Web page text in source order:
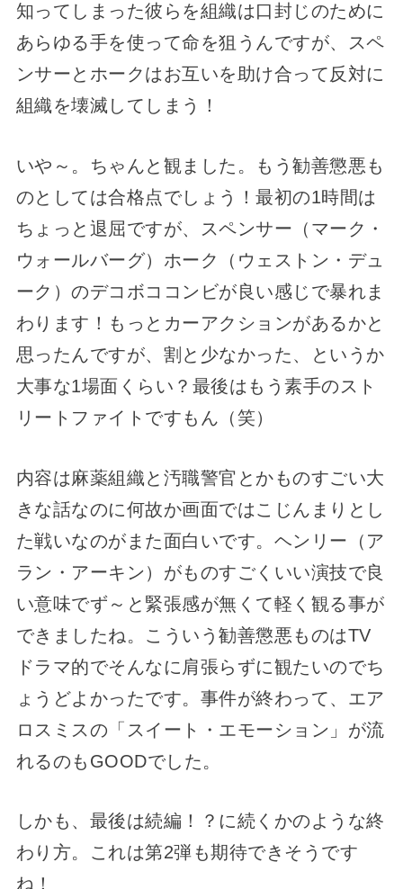
知ってしまった彼らを組織は口封じのために
あらゆる手を使って命を狙うんですが、スペ
ンサーとホークはお互いを助け合って反対に
組織を壊滅してしまう！
いや～。ちゃんと観ました。もう勧善懲悪も
のとしては合格点でしょう！最初の1時間は
ちょっと退屈ですが、スペンサー（マーク・
ウォールバーグ）ホーク（ウェストン・デュ
ーク）のデコボココンビが良い感じで暴れま
わります！もっとカーアクションがあるかと
思ったんですが、割と少なかった、というか
大事な1場面くらい？最後はもう素手のスト
リートファイトですもん（笑）
内容は麻薬組織と汚職警官とかものすごい大
きな話なのに何故か画面ではこじんまりとし
た戦いなのがまた面白いです。ヘンリー（ア
ラン・アーキン）がものすごくいい演技で良
い意味でず～と緊張感が無くて軽く観る事が
できましたね。こういう勧善懲悪ものはTV
ドラマ的でそんなに肩張らずに観たいのでち
ょうどよかったです。事件が終わって、エア
ロスミスの「スイート・エモーション」が流
れるのもGOODでした。
しかも、最後は続編！？に続くかのような終
わり方。これは第2弾も期待できそうです
ね！